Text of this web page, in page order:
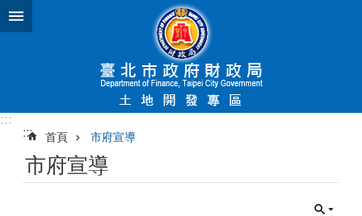
跳到主要內容區塊
:::
:::
首頁 市府宣導
市府宣導